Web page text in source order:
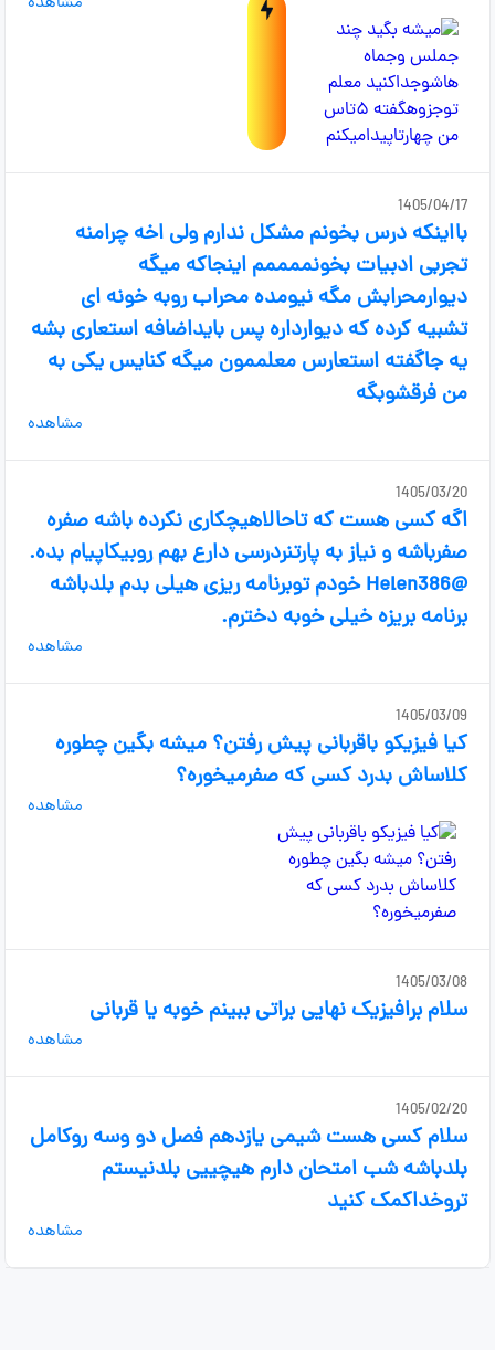
1405/04/17
بااینکه درس بخونم مشکل ندارم ولی اخه چرامنه
تجربی ادبیات بخونممممم اینجاکه میگه
دیوارمحرابش مگه نیومده محراب روبه خونه ای
تشبیه کرده که دیوارداره پس بایداضافه استعاری بشه
یه جاگفته استعارس معلممون میگه کنایس یکی به
من فرقشوبگه
مشاهده
1405/03/20
اگه کسی هست که تاحالاهیچکاری نکرده باشه صفره
صفرباشه و نیاز به پارتنردرسی دارع بهم روبیکاپیام بده.
@Helen386 خودم توبرنامه ریزی هیلی بدم بلدباشه
برنامه بریزه خیلی خوبه دخترم.
مشاهده
1405/03/09
کیا فیزیکو باقربانی پیش رفتن؟ میشه بگین چطوره
کلاساش بدرد کسی که صفرمیخوره؟
مشاهده
1405/03/08
سلام برافیزیک نهایی براتی ببینم خوبه یا قربانی
مشاهده
1405/02/20
سلام کسی هست شیمی یازدهم فصل دو وسه روکامل
بلدباشه شب امتحان دارم هیچییی بلدنیستم
تروخداکمک کنید
مشاهده